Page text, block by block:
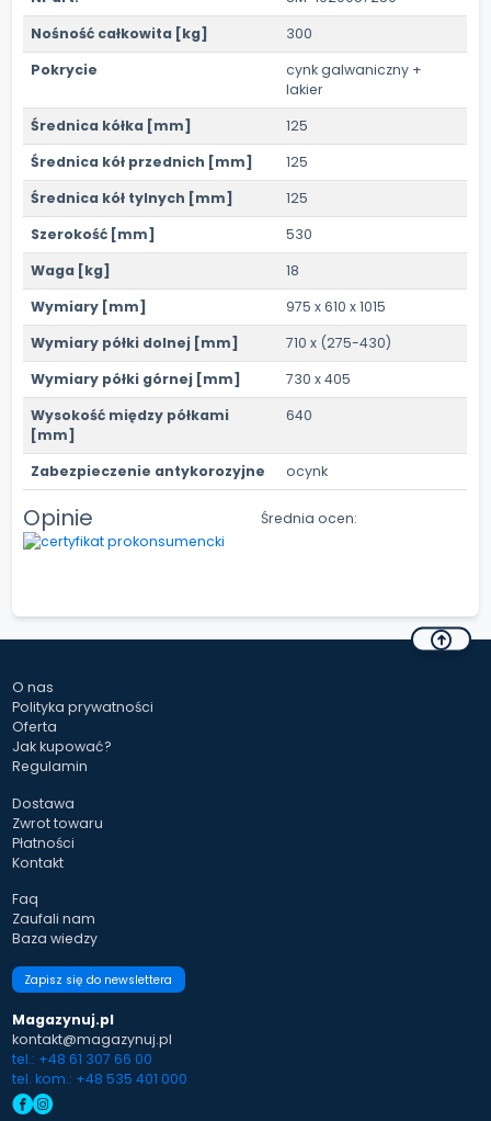
Nośność całkowita [kg]
300
Pokrycie
cynk galwaniczny +
lakier
Średnica kółka [mm]
125
Średnica kół przednich [mm]
125
Średnica kół tylnych [mm]
125
Szerokość [mm]
530
Waga [kg]
18
Wymiary [mm]
975 x 610 x 1015
Wymiary półki dolnej [mm]
710 x (275-430)
Wymiary półki górnej [mm]
730 x 405
Wysokość między półkami
[mm]
640
Zabezpieczenie antykorozyjne ocynk
Opinie Średnia ocen:
O nas
Polityka prywatności
Oferta
Jak kupować?
Regulamin
Dostawa
Zwrot towaru
Płatności
Kontakt
Faq
Zaufali nam
Baza wiedzy
Zapisz się do newslettera
Magazynuj.pl
kontakt@magazynuj.pl
tel.: +48 61 307 66 00
tel. kom.: +48 535 401 000